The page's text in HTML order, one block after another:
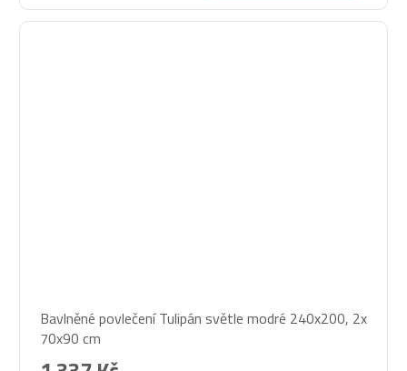
Bavlněné povlečení Tulipán světle modré 240x200, 2x
70x90 cm